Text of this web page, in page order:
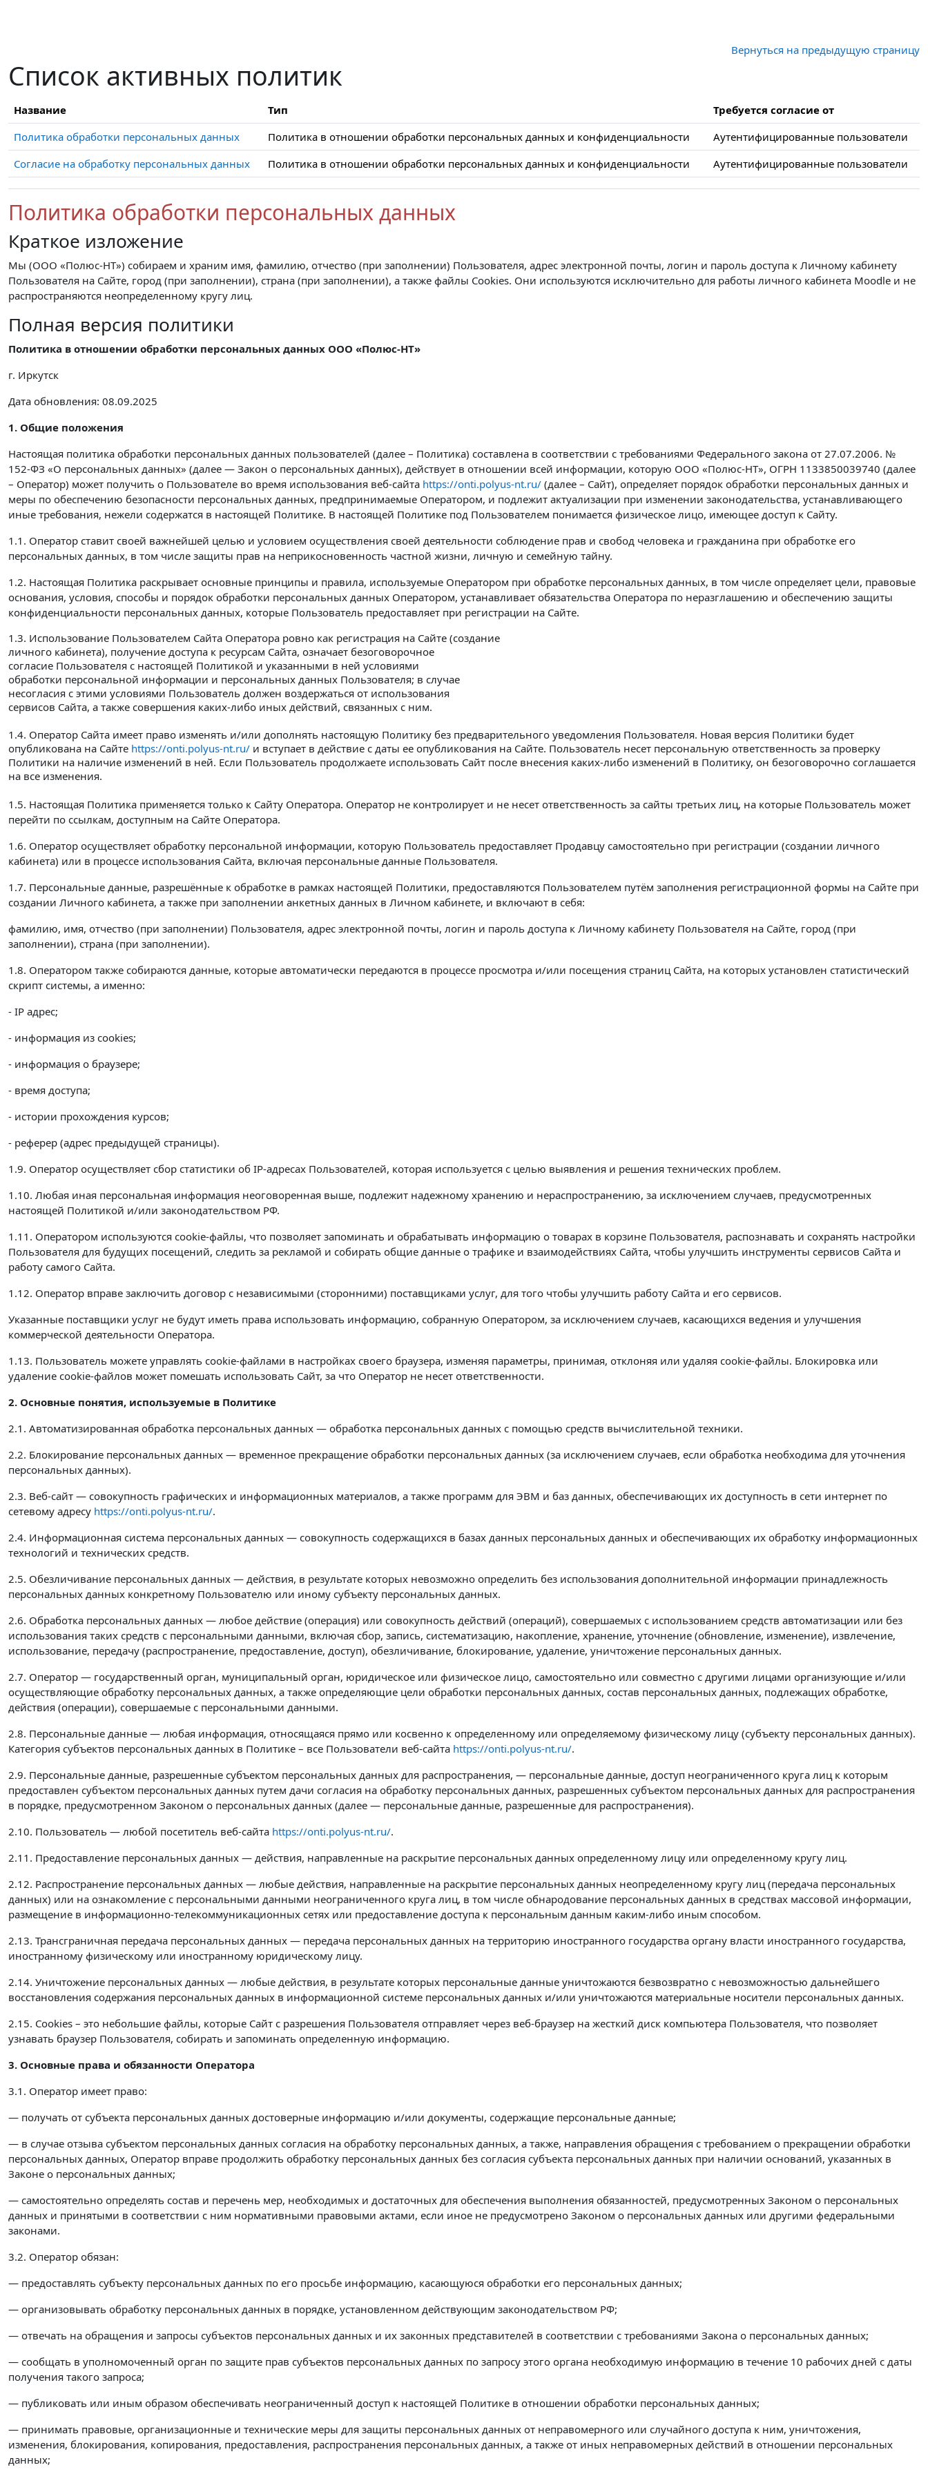
Вернуться на предыдущую страницу
Список активных политик
Название Тип
Требуется согласие от
Политика обработки персональных данных
Политика в отношении обработки персональных данных и конфиденциальности
Аутентифицированные пользователи
Согласие на обработку персональных данных
Политика в отношении обработки персональных данных и конфиденциальности Аутентифицированные пользователи
Политика обработки персональных данных
Краткое изложение
Мы (ООО «Полюс-НТ») собираем и храним имя, фамилию, отчество (при заполнении) Пользователя, адрес электронной почты, логин и пароль доступа к Личному кабинету
Пользователя на Сайте, город (при заполнении), страна (при заполнении), а также файлы Cookies. Они используются исключительно для работы личного кабинета Moodle и не
распространяются неопределенному кругу лиц.
Полная версия политики
Политика в отношении обработки персональных данных ООО «Полюс-НТ»
г. Иркутск
Дата обновления: 08.09.2025
1. Общие положения
Настоящая политика обработки персональных данных пользователей (далее – Политика) составлена в соответствии с требованиями Федерального закона от 27.07.2006. №
152-ФЗ «О персональных данных» (далее — Закон о персональных данных), действует в отношении всей информации, которую ООО «Полюс-НТ», ОГРН 1133850039740 (далее
– Оператор) может получить о Пользователе во время использования веб-сайта https://onti.polyus-nt.ru/ (далее – Сайт), определяет порядок обработки персональных данных и
меры по обеспечению безопасности персональных данных, предпринимаемые Оператором, и подлежит актуализации при изменении законодательства, устанавливающего
иные требования, нежели содержатся в настоящей Политике. В настоящей Политике под Пользователем понимается физическое лицо, имеющее доступ к Сайту.
1.1. Оператор ставит своей важнейшей целью и условием осуществления своей деятельности соблюдение прав и свобод человека и гражданина при обработке его
персональных данных, в том числе защиты прав на неприкосновенность частной жизни, личную и семейную тайну.
1.2. Настоящая Политика раскрывает основные принципы и правила, используемые Оператором при обработке персональных данных, в том числе определяет цели, правовые
основания, условия, способы и порядок обработки персональных данных Оператором, устанавливает обязательства Оператора по неразглашению и обеспечению защиты
конфиденциальности персональных данных, которые Пользователь предоставляет при регистрации на Сайте.
1.3. Использование Пользователем Сайта Оператора ровно как регистрация на Сайте (создание
личного кабинета), получение доступа к ресурсам Сайта, означает безоговорочное
согласие Пользователя с настоящей Политикой и указанными в ней условиями
обработки персональной информации и персональных данных Пользователя; в случае
несогласия с этими условиями Пользователь должен воздержаться от использования
сервисов Сайта, а также совершения каких-либо иных действий, связанных с ним.
1.4. Оператор Сайта имеет право изменять и/или дополнять настоящую Политику без предварительного уведомления Пользователя. Новая версия Политики будет
опубликована на Сайте https://onti.polyus-nt.ru/ и вступает в действие с даты ее опубликования на Сайте. Пользователь несет персональную ответственность за проверку
Политики на наличие изменений в ней. Если Пользователь продолжаете использовать Сайт после внесения каких-либо изменений в Политику, он безоговорочно соглашается
на все изменения.
1.5. Настоящая Политика применяется только к Сайту Оператора. Оператор не контролирует и не несет ответственность за сайты третьих лиц, на которые Пользователь может
перейти по ссылкам, доступным на Сайте Оператора.
1.6. Оператор осуществляет обработку персональной информации, которую Пользователь предоставляет Продавцу самостоятельно при регистрации (создании личного
кабинета) или в процессе использования Сайта, включая персональные данные Пользователя.
1.7. Персональные данные, разрешённые к обработке в рамках настоящей Политики, предоставляются Пользователем путём заполнения регистрационной формы на Сайте при
создании Личного кабинета, а также при заполнении анкетных данных в Личном кабинете, и включают в себя:
фамилию, имя, отчество (при заполнении) Пользователя, адрес электронной почты, логин и пароль доступа к Личному кабинету Пользователя на Сайте, город (при
заполнении), страна (при заполнении).
1.8. Оператором также собираются данные, которые автоматически передаются в процессе просмотра и/или посещения страниц Сайта, на которых установлен статистический
скрипт системы, а именно:
- IP адрес;
- информация из cookies;
- информация о браузере;
- время доступа;
- истории прохождения курсов;
- реферер (адрес предыдущей страницы).
1.9. Оператор осуществляет сбор статистики об IP-адресах Пользователей, которая используется с целью выявления и решения технических проблем.
1.10. Любая иная персональная информация неоговоренная выше, подлежит надежному хранению и нераспространению, за исключением случаев, предусмотренных
настоящей Политикой и/или законодательством РФ.
1.11. Оператором используются cookie-файлы, что позволяет запоминать и обрабатывать информацию о товарах в корзине Пользователя, распознавать и сохранять настройки
Пользователя для будущих посещений, следить за рекламой и собирать общие данные о трафике и взаимодействиях Сайта, чтобы улучшить инструменты сервисов Сайта и
работу самого Сайта.
1.12. Оператор вправе заключить договор с независимыми (сторонними) поставщиками услуг, для того чтобы улучшить работу Сайта и его сервисов.
Указанные поставщики услуг не будут иметь права использовать информацию, собранную Оператором, за исключением случаев, касающихся ведения и улучшения
коммерческой деятельности Оператора.
1.13. Пользователь можете управлять cookie-файлами в настройках своего браузера, изменяя параметры, принимая, отклоняя или удаляя cookie-файлы. Блокировка или
удаление cookie-файлов может помешать использовать Сайт, за что Оператор не несет ответственности.
2. Основные понятия, используемые в Политике
2.1. Автоматизированная обработка персональных данных — обработка персональных данных с помощью средств вычислительной техники.
2.2. Блокирование персональных данных — временное прекращение обработки персональных данных (за исключением случаев, если обработка необходима для уточнения
персональных данных).
2.3. Веб-сайт — совокупность графических и информационных материалов, а также программ для ЭВМ и баз данных, обеспечивающих их доступность в сети интернет по
сетевому адресу https://onti.polyus-nt.ru/.
2.4. Информационная система персональных данных — совокупность содержащихся в базах данных персональных данных и обеспечивающих их обработку информационных
технологий и технических средств.
2.5. Обезличивание персональных данных — действия, в результате которых невозможно определить без использования дополнительной информации принадлежность
персональных данных конкретному Пользователю или иному субъекту персональных данных.
2.6. Обработка персональных данных — любое действие (операция) или совокупность действий (операций), совершаемых с использованием средств автоматизации или без
использования таких средств с персональными данными, включая сбор, запись, систематизацию, накопление, хранение, уточнение (обновление, изменение), извлечение,
использование, передачу (распространение, предоставление, доступ), обезличивание, блокирование, удаление, уничтожение персональных данных.
2.7. Оператор — государственный орган, муниципальный орган, юридическое или физическое лицо, самостоятельно или совместно с другими лицами организующие и/или
осуществляющие обработку персональных данных, а также определяющие цели обработки персональных данных, состав персональных данных, подлежащих обработке,
действия (операции), совершаемые с персональными данными.
2.8. Персональные данные — любая информация, относящаяся прямо или косвенно к определенному или определяемому физическому лицу (субъекту персональных данных).
Категория субъектов персональных данных в Политике – все Пользователи веб-сайта https://onti.polyus-nt.ru/.
2.9. Персональные данные, разрешенные субъектом персональных данных для распространения, — персональные данные, доступ неограниченного круга лиц к которым
предоставлен субъектом персональных данных путем дачи согласия на обработку персональных данных, разрешенных субъектом персональных данных для распространения
в порядке, предусмотренном Законом о персональных данных (далее — персональные данные, разрешенные для распространения).
2.10. Пользователь — любой посетитель веб-сайта https://onti.polyus-nt.ru/.
2.11. Предоставление персональных данных — действия, направленные на раскрытие персональных данных определенному лицу или определенному кругу лиц.
2.12. Распространение персональных данных — любые действия, направленные на раскрытие персональных данных неопределенному кругу лиц (передача персональных
данных) или на ознакомление с персональными данными неограниченного круга лиц, в том числе обнародование персональных данных в средствах массовой информации,
размещение в информационно-телекоммуникационных сетях или предоставление доступа к персональным данным каким-либо иным способом.
2.13. Трансграничная передача персональных данных — передача персональных данных на территорию иностранного государства органу власти иностранного государства,
иностранному физическому или иностранному юридическому лицу.
2.14. Уничтожение персональных данных — любые действия, в результате которых персональные данные уничтожаются безвозвратно с невозможностью дальнейшего
восстановления содержания персональных данных в информационной системе персональных данных и/или уничтожаются материальные носители персональных данных.
2.15. Cookies – это небольшие файлы, которые Сайт с разрешения Пользователя отправляет через веб-браузер на жесткий диск компьютера Пользователя, что позволяет
узнавать браузер Пользователя, собирать и запоминать определенную информацию.
3. Основные права и обязанности Оператора
3.1. Оператор имеет право:
— получать от субъекта персональных данных достоверные информацию и/или документы, содержащие персональные данные;
— в случае отзыва субъектом персональных данных согласия на обработку персональных данных, а также, направления обращения с требованием о прекращении обработки
персональных данных, Оператор вправе продолжить обработку персональных данных без согласия субъекта персональных данных при наличии оснований, указанных в
Законе о персональных данных;
— самостоятельно определять состав и перечень мер, необходимых и достаточных для обеспечения выполнения обязанностей, предусмотренных Законом о персональных
данных и принятыми в соответствии с ним нормативными правовыми актами, если иное не предусмотрено Законом о персональных данных или другими федеральными
законами.
3.2. Оператор обязан:
— предоставлять субъекту персональных данных по его просьбе информацию, касающуюся обработки его персональных данных;
— организовывать обработку персональных данных в порядке, установленном действующим законодательством РФ;
— отвечать на обращения и запросы субъектов персональных данных и их законных представителей в соответствии с требованиями Закона о персональных данных;
— сообщать в уполномоченный орган по защите прав субъектов персональных данных по запросу этого органа необходимую информацию в течение 10 рабочих дней с даты
получения такого запроса;
— публиковать или иным образом обеспечивать неограниченный доступ к настоящей Политике в отношении обработки персональных данных;
— принимать правовые, организационные и технические меры для защиты персональных данных от неправомерного или случайного доступа к ним, уничтожения,
изменения, блокирования, копирования, предоставления, распространения персональных данных, а также от иных неправомерных действий в отношении персональных
данных;